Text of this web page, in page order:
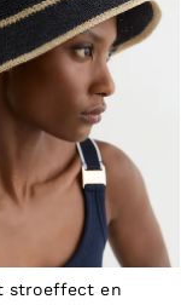
stroeffect en